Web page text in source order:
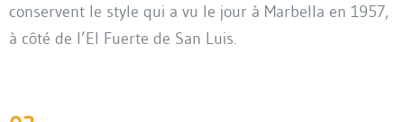
conservent le style qui a vu le jour à Marbella en 1957,
à côté de l’El Fuerte de San Luis.